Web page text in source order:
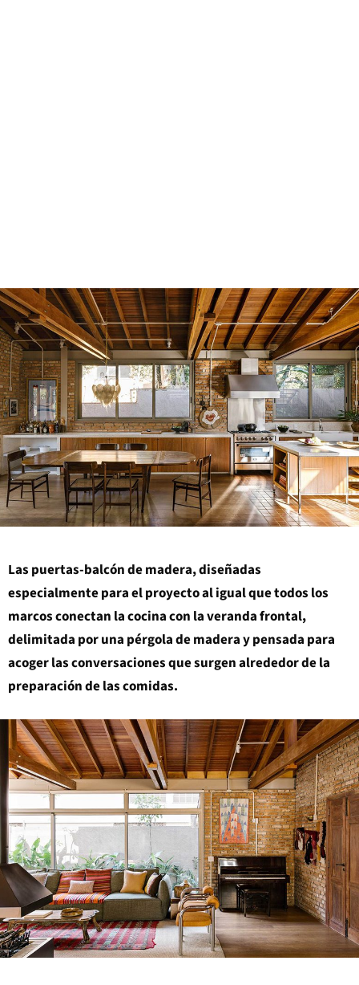
Las puertas-balcón de madera, diseñadas
especialmente para el proyecto al igual que todos los
marcos conectan la cocina con la veranda frontal,
delimitada por una pérgola de madera y pensada para
acoger las conversaciones que surgen alrededor de la
preparación de las comidas.